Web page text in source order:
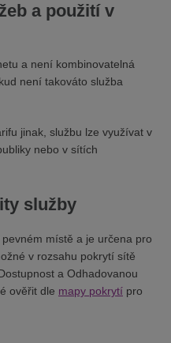
a použití v
a není kombinovatelná
není takováto služba
jinak, službu lze využívat v
nebo v sítích
služby
místě a je určena pro
v rozsahu pokrytí sítě
a Odhadovanou
ověřit dle mapy pokrytí pro